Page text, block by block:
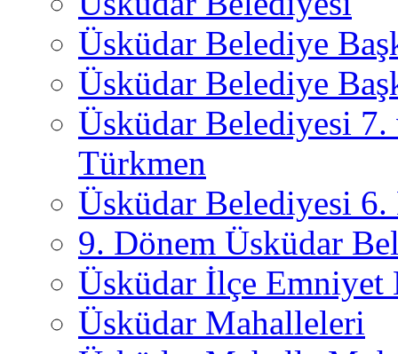
Üsküdar Belediye
Üsküdar Belediye
Üsküdar Belediyesi
Türkmen
Üsküdar Belediyesi 6.
9. Dönem Üsküdar
Üsküdar İlçe
Üsküdar Mahalleleri